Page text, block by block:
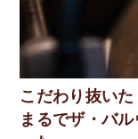
こだわり抜い
まるでザ・バ